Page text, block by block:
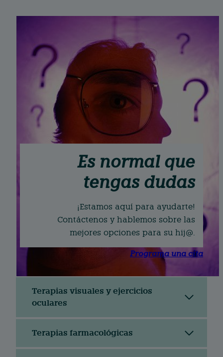
Es normal que
tengas dudas
¡Estamos aquí para ayudarte!
Contáctenos y hablemos sobre las
mejores opciones para su hij@.
Programa una cita
Terapias visuales y ejercicios
oculares
Terapias farmacológicas